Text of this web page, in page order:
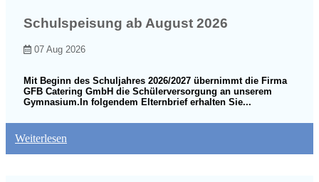
Schulspeisung ab August 2026
07 Aug 2026
Mit Beginn des Schuljahres 2026/2027 übernimmt die Firma
GFB Catering GmbH die Schülerversorgung an unserem
Gymnasium.In folgendem Elternbrief erhalten Sie...
Weiterlesen